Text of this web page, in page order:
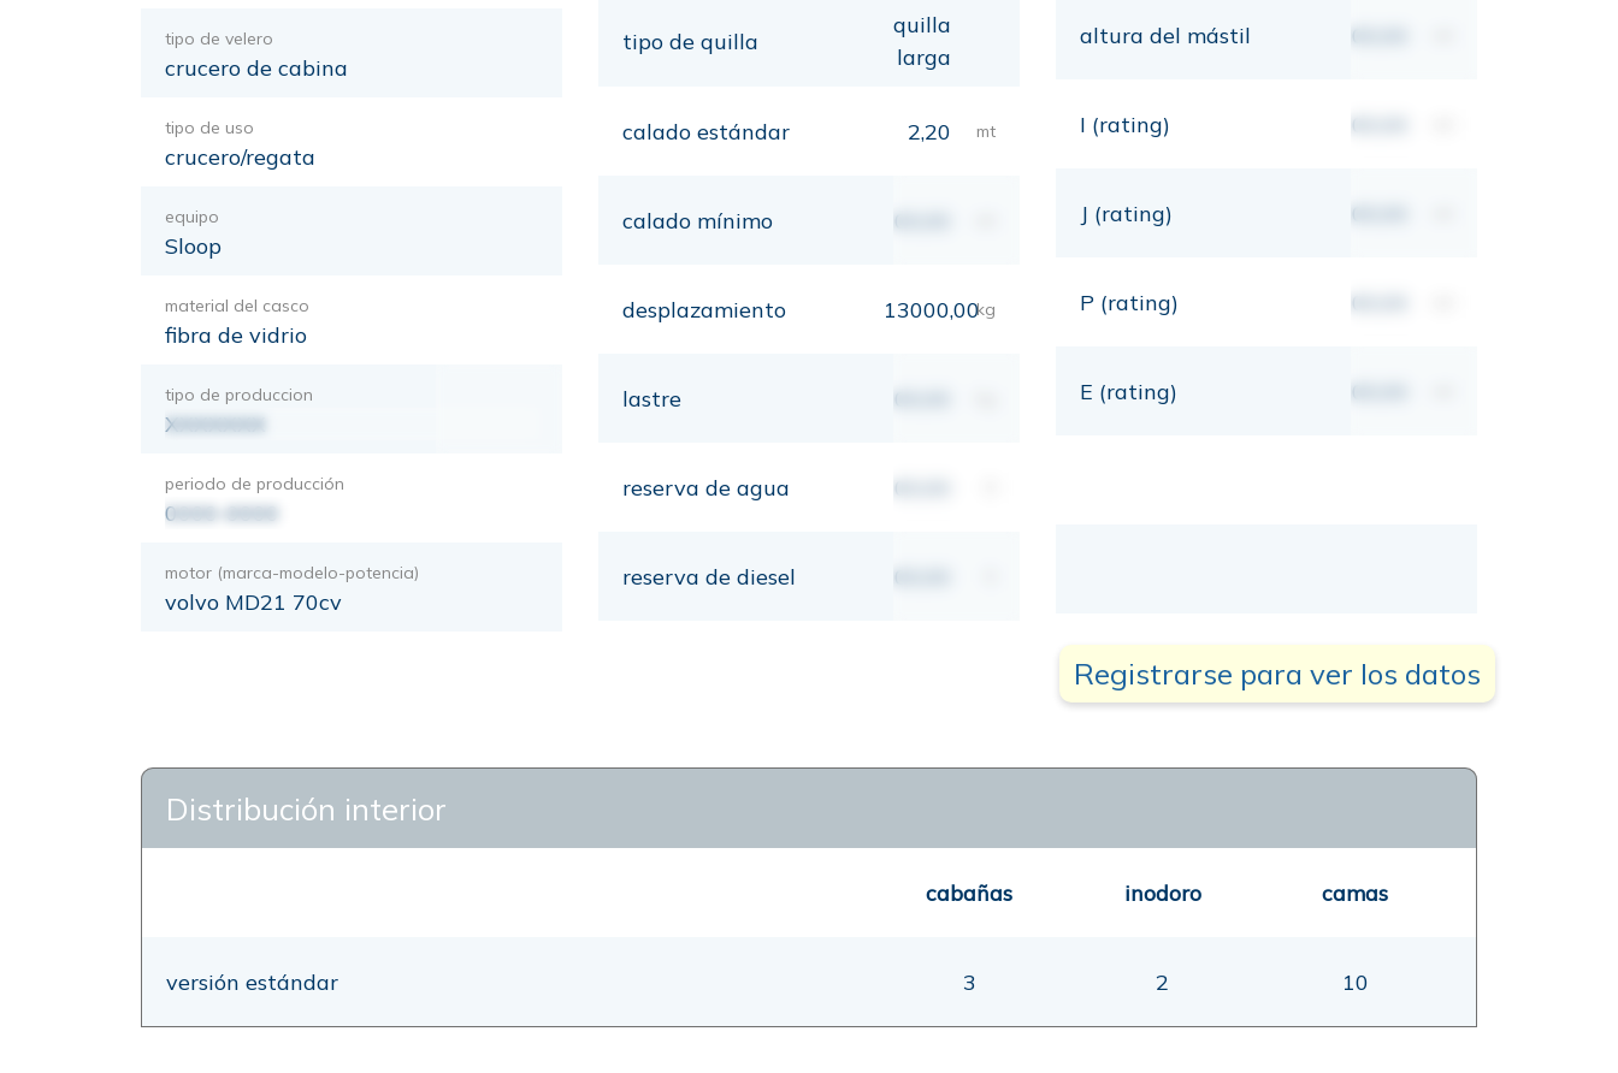
tipo de velero
crucero de cabina
tipo de uso
crucero/regata
equipo
Sloop
material del casco
fibra de vidrio
tipo de produccion
XXXXXXX
periodo de producción
0000-0000
motor (marca-modelo-potencia)
volvo MD21 70cv
tipo de quilla
quilla
larga
calado estándar 2,20 mt
calado mínimo 00,00
desplazamiento 13000,00kg
lastre 00,00
reserva de agua 00,00
reserva de diesel 00,00
altura del mástil 00,00
I (rating) 00,00
J (rating) 00,00
P (rating) 00,00
E (rating) 00,00
Registrarse para ver los datos
Distribución interior
cabañas inodoro camas
versión estándar 3 2 10